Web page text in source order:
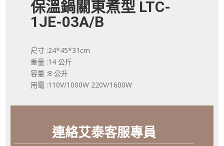
保溫鍋關東煮型 LTC-
1JE-03A/B
尺寸 :24*45*31cm
重量 :14 公斤
容量 :8 公升
用電 :110V/1000W 220V/1600W
連絡艾泰客服專員